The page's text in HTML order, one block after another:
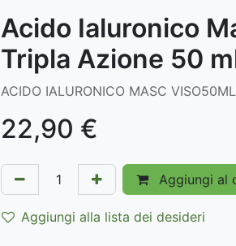
Acido Ialuronico
Tripla Azione 50
ACIDO IALURONICO MASC VISO50ML
22,90 €
Aggiungi al
Aggiungi alla lista dei desideri